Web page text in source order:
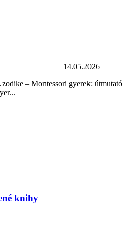
14.05.2026
– Montessori gyerek: útmutató
knihy